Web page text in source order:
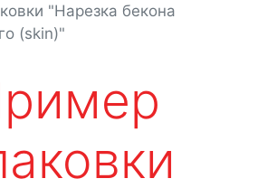
"Нарезка бекона
(skin)"